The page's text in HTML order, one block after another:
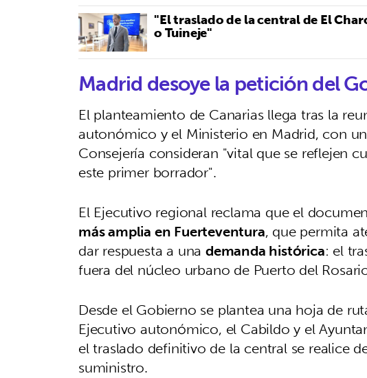
"El traslado de la central de El
o Tuineje"
Madrid desoye la petición del
El planteamiento de Canarias llega tras la
autonómico y el Ministerio en Madrid, con
Consejería consideran "vital que se reflejen
este primer borrador".
El Ejecutivo regional reclama que el
más amplia en Fuerteventura, que permita
dar respuesta a unademanda histórica: el
fuera del núcleo urbano de Puerto del
Desde el Gobierno se plantea una hoja de
Ejecutivo autonómico, el Cabildo y el
el traslado definitivo de la central se realice
suministro.